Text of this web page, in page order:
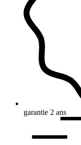
garantie 2 ans